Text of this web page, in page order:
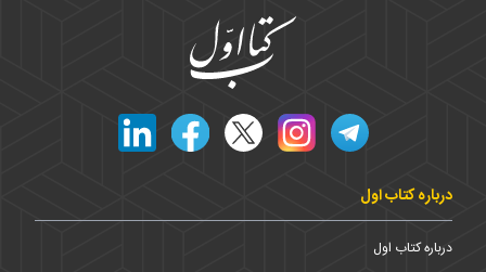
درباره کتاب اول
درباره کتاب اول